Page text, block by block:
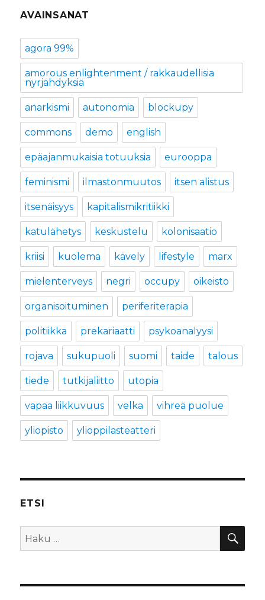
AVAINSANAT
agora 99%
amorous enlightenment / rakkaudellisia
nyrjähdyksiä
anarkismi autonomia blockupy
commons demo english
epäajanmukaisia totuuksia eurooppa
feminismi ilmastonmuutos itsen alistus
itsenäisyys kapitalismikritiikki
katulähetys keskustelu kolonisaatio
kriisi kuolema kävely lifestyle marx
mielenterveys negri occupy oikeisto
organisoituminen periferiterapia
politiikka prekariaatti psykoanalyysi
rojava sukupuoli suomi taide talous
tiede tutkijaliitto utopia
vapaa liikkuvuus velka vihreä puolue
yliopisto ylioppilasteatteri
ETSI
Etsi: